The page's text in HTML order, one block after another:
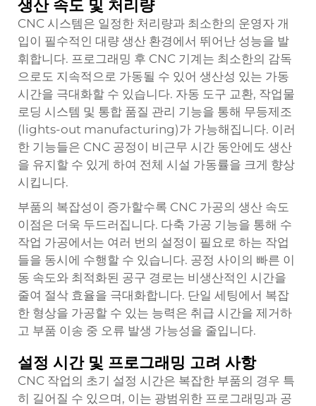
생산 속도 및 처리량
CNC 시스템은 일정한 처리량과 최소한의 운영자 개
입이 필수적인 대량 생산 환경에서 뛰어난 성능을 발
휘합니다. 프로그래밍 후 CNC 기계는 최소한의 감독
으로도 지속적으로 가동될 수 있어 생산성 있는 가동
시간을 극대화할 수 있습니다. 자동 도구 교환, 작업물
로딩 시스템 및 통합 품질 관리 기능을 통해 무등제조
(lights-out manufacturing)가 가능해집니다. 이러
한 기능들은 CNC 공정이 비근무 시간 동안에도 생산
을 유지할 수 있게 하여 전체 시설 가동률을 크게 향상
시킵니다.
부품의 복잡성이 증가할수록 CNC 가공의 생산 속도
이점은 더욱 두드러집니다. 다축 가공 기능을 통해 수
작업 가공에서는 여러 번의 설정이 필요로 하는 작업
들을 동시에 수행할 수 있습니다. 공정 사이의 빠른 이
동 속도와 최적화된 공구 경로는 비생산적인 시간을
줄여 절삭 효율을 극대화합니다. 단일 세팅에서 복잡
한 형상을 가공할 수 있는 능력은 취급 시간을 제거하
고 부품 이송 중 오류 발생 가능성을 줄입니다.
설정 시간 및 프로그래밍 고려 사항
CNC 작업의 초기 설정 시간은 복잡한 부품의 경우 특
히 길어질 수 있으며, 이는 광범위한 프로그래밍과 공